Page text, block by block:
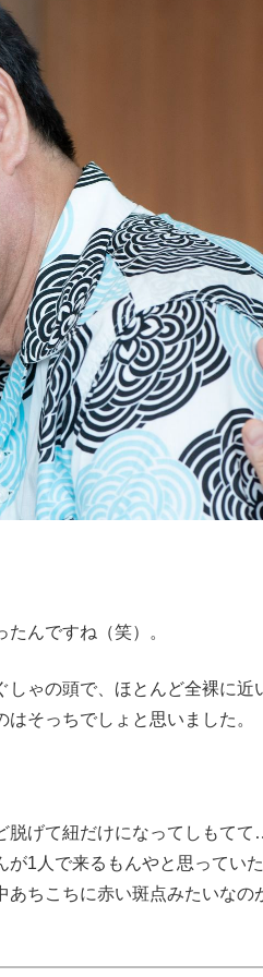
んですね（笑）。
ゃの頭で、ほとんど全裸に近
そっちでしょと思いました。
脱げて紐だけになってしもて
1人で来るもんやと思ってい
ちこちに赤い斑点みたいなの